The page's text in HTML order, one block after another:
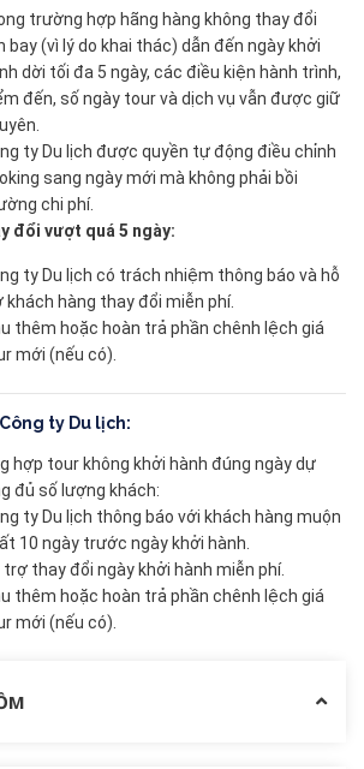
trường hợp hãng hàng không thay đổi
bay (vì lý do khai thác) dẫn đến ngày khởi
dời tối đa 5 ngày, các điều kiện hành trình,
đến, số ngày tour và dịch vụ vẫn được giữ
ty Du lịch được quyền tự động điều chỉnh
sang ngày mới mà không phải bồi
chi phí.
đổi vượt quá 5 ngày:
ty Du lịch có trách nhiệm thông báo và hỗ
khách hàng thay đổi miễn phí.
thêm hoặc hoàn trả phần chênh lệch giá
mới (nếu có).
ty Du lịch:
hợp tour không khởi hành đúng ngày dự
đủ số lượng khách:
ty Du lịch thông báo với khách hàng muộn
10 ngày trước ngày khởi hành.
trợ thay đổi ngày khởi hành miễn phí.
thêm hoặc hoàn trả phần chênh lệch giá
mới (nếu có).